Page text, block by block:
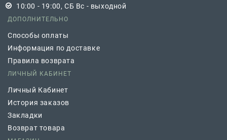
10:00 - 19:00, СБ Вс - выходной
ДОПОЛНИТЕЛЬНО
Способы оплаты
Информация по доставке
Правила возврата
ЛИЧНЫЙ КАБИНЕТ
Личный Кабинет
История заказов
Закладки
Возврат товара